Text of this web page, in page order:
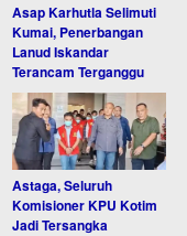
Asap Karhutla Selimuti
Kumai, Penerbangan
Lanud Iskandar
Terancam Terganggu
Astaga, Seluruh
Komisioner KPU Kotim
Jadi Tersangka